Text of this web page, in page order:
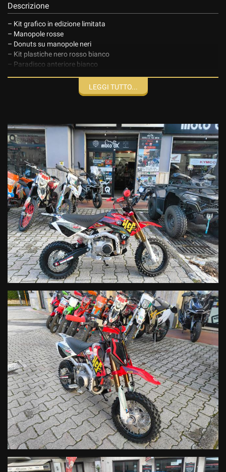
Descrizione
– Kit grafico in edizione limitata
– Manopole rosse
– Donuts su manopole neri
– Kit plastiche nero rosso bianco
– Paradisco anteriore bianco
– Tubi benzina rossi
– Regolazioni asse posteriore rossi
– Silenziatore racing nero
Tipo
Monocilindrico ad aria 88cc
Valvole
2
Alesaggio
47mm
Corsa
49,5mm
Cambio
4 marce
Nibbi pe16fl-sp
Avviamento
Avviamento elettrico
Frizione
Semi automatico
Telaio
Acciaio tubolare
Forcellone
Acciaio 350mm
Ruota ant.
1.4x12"
Fruota post.
1.4x10"
Forcelle
LEGGI TUTTO...